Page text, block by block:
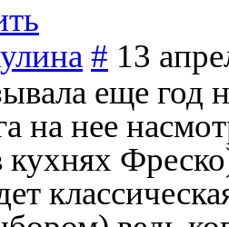
# 13
еще год
на нее
кухнях